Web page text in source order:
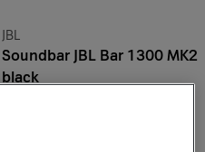
Znamka:
JBL
Soundbar JBL Bar 1300 MK2
black